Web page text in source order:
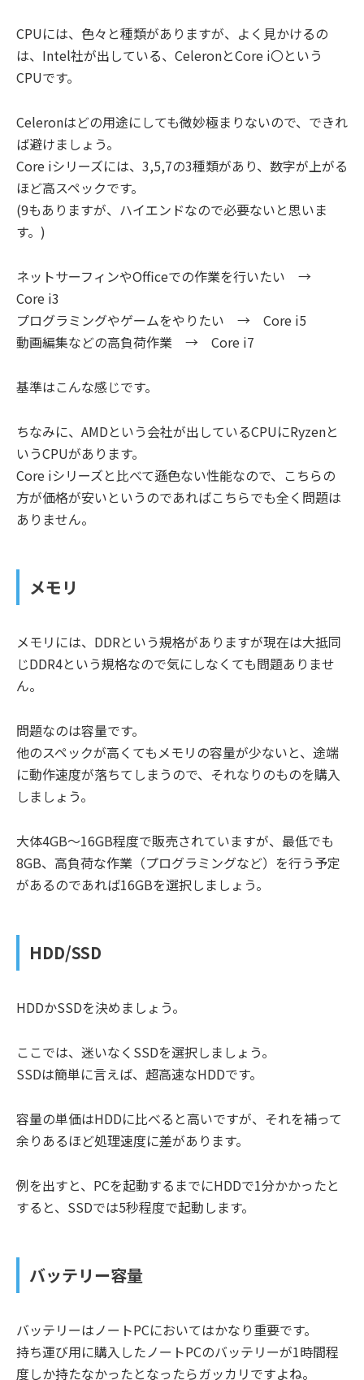
CPUには、色々と種類がありますが、よく見かけるの
は、Intel社が出している、CeleronとCore i〇という
CPUです。
Celeronはどの用途にしても微妙極まりないので、できれ
ば避けましょう。
Core iシリーズには、3,5,7の3種類があり、数字が上がる
ほど高スペックです。
(9もありますが、ハイエンドなので必要ないと思いま
す。)
ネットサーフィンやOfficeでの作業を行いたい →
Core i3
プログラミングやゲームをやりたい → Core i5
動画編集などの高負荷作業 → Core i7
基準はこんな感じです。
ちなみに、AMDという会社が出しているCPUにRyzenと
いうCPUがあります。
Core iシリーズと比べて遜色ない性能なので、こちらの
方が価格が安いというのであればこちらでも全く問題は
ありません。
メモリ
メモリには、DDRという規格がありますが現在は大抵同
じDDR4という規格なので気にしなくても問題ありませ
ん。
問題なのは容量です。
他のスペックが高くてもメモリの容量が少ないと、途端
に動作速度が落ちてしまうので、それなりのものを購入
しましょう。
大体4GB～16GB程度で販売されていますが、最低でも
8GB、高負荷な作業（プログラミングなど）を行う予定
があるのであれば16GBを選択しましょう。
HDD/SSD
HDDかSSDを決めましょう。
ここでは、迷いなくSSDを選択しましょう。
SSDは簡単に言えば、超高速なHDDです。
容量の単価はHDDに比べると高いですが、それを補って
余りあるほど処理速度に差があります。
例を出すと、PCを起動するまでにHDDで1分かかったと
すると、SSDでは5秒程度で起動します。
バッテリー容量
バッテリーはノートPCにおいてはかなり重要です。
持ち運び用に購入したノートPCのバッテリーが1時間程
度しか持たなかったとなったらガッカリですよね。